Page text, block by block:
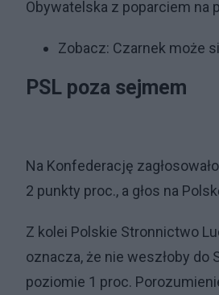
Obywatelska z poparciem na
Zobacz: Czarnek może
PSL poza sejmem
Na Konfederację
2 punkty proc., a głos na
Z kolei Polskie Stronnictwo
oznacza, że nie weszłoby do
poziomie 1 proc.